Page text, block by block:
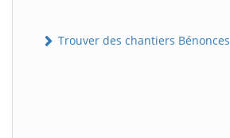
Trouver des chantiers Bénonces